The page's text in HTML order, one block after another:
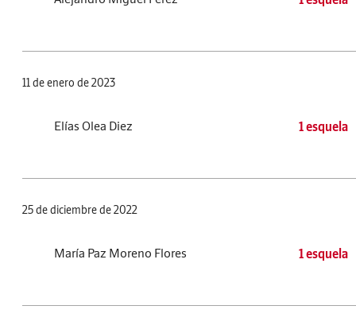
11 de enero de 2023
Elías Olea Diez 1 esquela
25 de diciembre de 2022
María Paz Moreno Flores 1 esquela